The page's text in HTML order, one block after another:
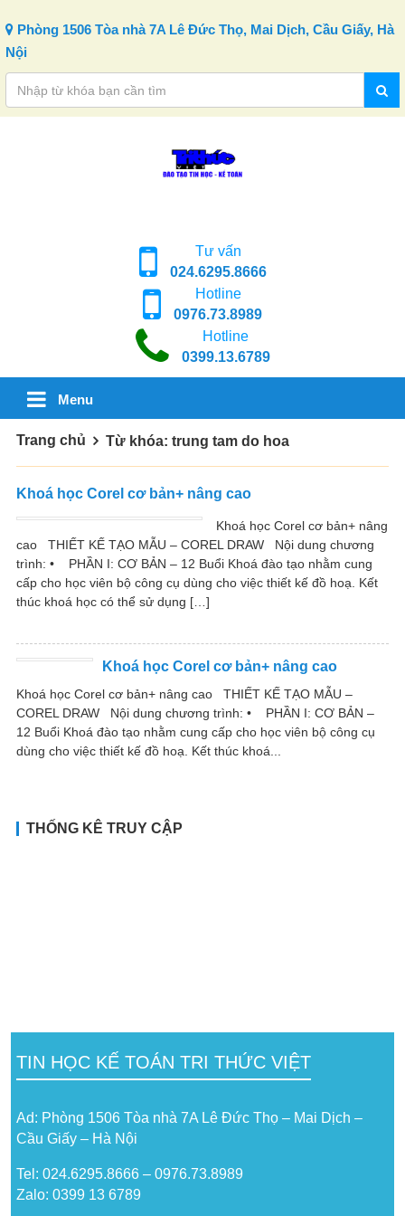
Phòng 1506 Tòa nhà 7A Lê Đức Thọ, Mai Dịch, Cầu Giấy, Hà
Nội
Tư vấn
024.6295.8666
Hotline
0976.73.8989
Hotline
0399.13.6789
Menu
Trang chủ Từ khóa: trung tam do hoa
Khoá học Corel cơ bản+ nâng cao
Khoá học Corel cơ bản+ nâng
cao THIẾT KẾ TẠO MẪU – COREL DRAW Nội dung chương
trình: • PHẦN I: CƠ BẢN – 12 Buổi Khoá đào tạo nhằm cung
cấp cho học viên bộ công cụ dùng cho việc thiết kế đồ hoạ. Kết
thúc khoá học có thể sử dụng […]
Khoá học Corel cơ bản+ nâng cao
Khoá học Corel cơ bản+ nâng cao THIẾT KẾ TẠO MẪU –
COREL DRAW Nội dung chương trình: • PHẦN I: CƠ BẢN –
12 Buổi Khoá đào tạo nhằm cung cấp cho học viên bộ công cụ
dùng cho việc thiết kế đồ hoạ. Kết thúc khoá...
THỐNG KÊ TRUY CẬP
TIN HỌC KẾ TOÁN TRI THỨC VIỆT
Ad: Phòng 1506 Tòa nhà 7A Lê Đức Thọ – Mai Dịch –
Cầu Giấy – Hà Nội
Tel: 024.6295.8666 – 0976.73.8989
Zalo: 0399 13 6789